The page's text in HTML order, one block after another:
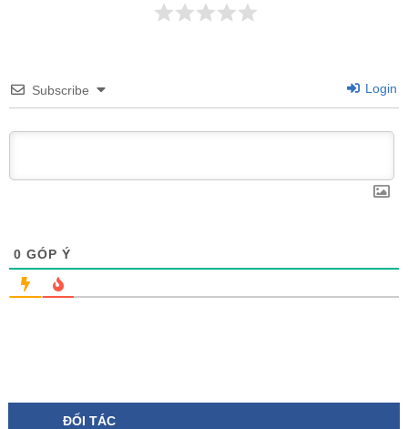
Subscribe Login
0 GÓP Ý
ĐỐI TÁC